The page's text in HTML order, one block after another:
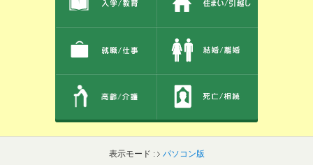
表示モード : パソコン版